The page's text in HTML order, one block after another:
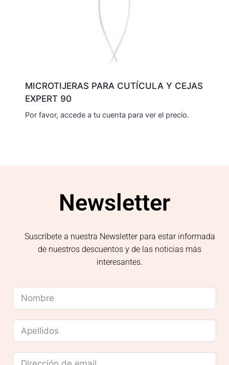
MICROTIJERAS PARA CUTÍCULA Y CEJAS
EXPERT 90
Por favor, accede a tu cuenta para ver el precio.
Newsletter
Suscríbete a nuestra Newsletter para estar informada
de nuestros descuentos y de las noticias más
interesantes.